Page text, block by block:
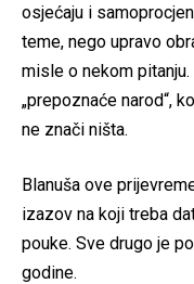
osjećaju i
teme, nego upravo
misle o nekom pitanju.
„prepoznaće narod“,
ne znači ništa.
Blanuša ove
izazov na koji treba
pouke. Sve drugo je
godine.